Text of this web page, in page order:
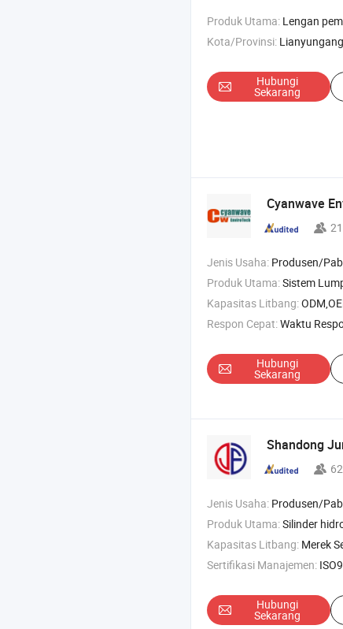
Produk Utama: Lengan pemuatan , skid pemuatan ,
Kota/Provinsi:
Hubungi
Sekarang
Cyanwave
21
Jenis Usaha: Produsen/Pabrik &
Produk Utama:Sistem Lumpur , Tangki Lumpur
Kapasitas Litbang:
Respon Cepat:Waktu
Hubungi
Sekarang
Shandong
62
Jenis Usaha: Produsen/Pabrik &
Produk Utama:Silinder hidrolik , silinder teleskopik ,
Kapasitas Litbang: Merek
Sertifikasi Manajemen:
Hubungi
Sekarang